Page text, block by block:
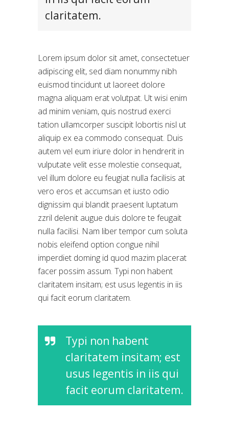
claritatem.
Lorem ipsum dolor sit amet, consectetuer
adipiscing elit, sed diam nonummy nibh
euismod tincidunt ut laoreet dolore
magna aliquam erat volutpat. Ut wisi enim
ad minim veniam, quis nostrud exerci
tation ullamcorper suscipit lobortis nisl ut
aliquip ex ea commodo consequat. Duis
autem vel eum iriure dolor in hendrerit in
vulputate velit esse molestie consequat,
vel illum dolore eu feugiat nulla facilisis at
vero eros et accumsan et iusto odio
dignissim qui blandit praesent luptatum
zzril delenit augue duis dolore te feugait
nulla facilisi. Nam liber tempor cum soluta
nobis eleifend option congue nihil
imperdiet doming id quod mazim placerat
facer possim assum. Typi non habent
claritatem insitam; est usus legentis in iis
qui facit eorum claritatem.
Typi non habent
claritatem insitam; est
usus legentis in iis qui
facit eorum claritatem.